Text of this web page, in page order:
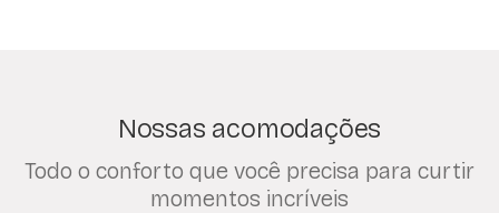
Nossas acomodações
Todo o conforto que você precisa para curtir
momentos incríveis